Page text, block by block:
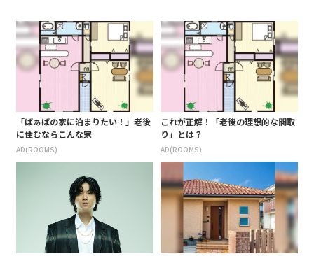
白 後遺症も語る
「ばぁばの家に泊まりたい！」老後
に住むならこんな家
AD(ROOMS)
これが正解！「老後の理想的な間取
り」とは？
AD(ROOMS)